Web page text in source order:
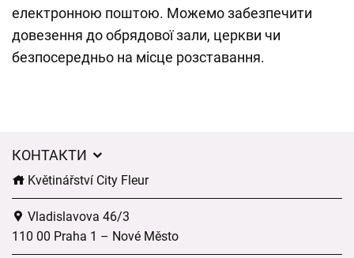
електронною поштою. Можемо забезпечити
довезення до обрядової зали, церкви чи
безпосередньо на місце розставання.
КОНТАКТИ
Květinářství City Fleur
Vladislavova 46/3
110 00 Praha 1 – Nové Město